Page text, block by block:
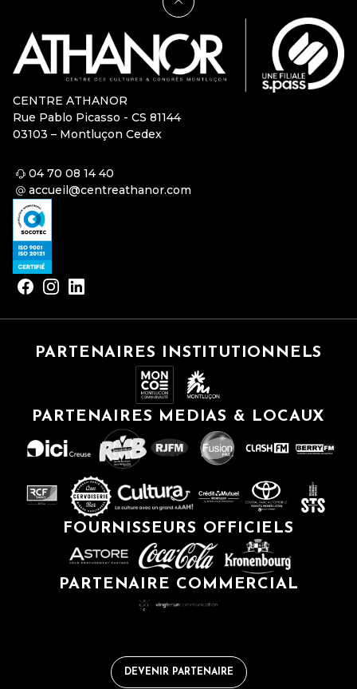
CENTRE ATHANOR
Rue Pablo Picasso - CS 81144
03103 – Montluçon Cedex
04 70 08 14 40
accueil@centreathanor.com
PARTENAIRES INSTITUTIONNELS
PARTENAIRES MEDIAS & LOCAUX
FOURNISSEURS OFFICIELS
PARTENAIRE COMMERCIAL
DEVENIR PARTENAIRE